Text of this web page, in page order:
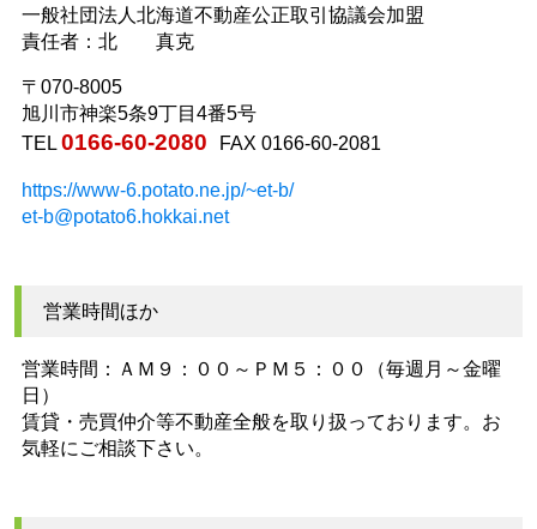
一般社団法人北海道不動産公正取引協議会加盟
責任者：北 真克
〒070-8005
旭川市神楽5条9丁目4番5号
TEL 0166-60-2080 FAX 0166-60-2081
https://www-6.potato.ne.jp/~et-b/
et-b@potato6.hokkai.net
営業時間ほか
営業時間：ＡＭ９：００～ＰＭ５：００（毎週月～金曜
日）
賃貸・売買仲介等不動産全般を取り扱っております。お
気軽にご相談下さい。